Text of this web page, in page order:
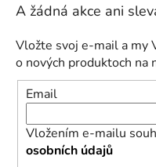
Vložte svoj e-mail a my
o nových produktoch na
Email
Vložením e-mailu
osobních údajů